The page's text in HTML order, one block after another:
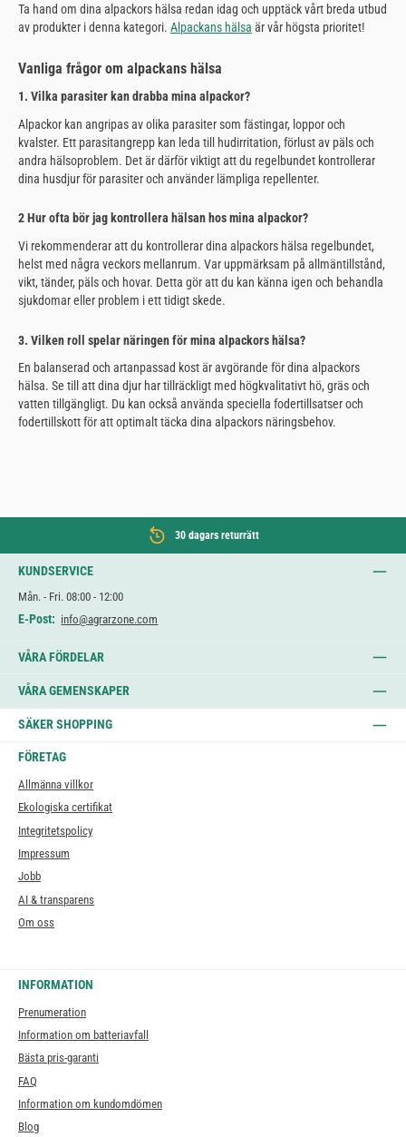
Ta hand om dina alpackors hälsa redan idag och upptäck vårt breda utbud
av produkter i denna kategori. Alpackans hälsa är vår högsta prioritet!
Vanliga frågor om alpackans hälsa
1. Vilka parasiter kan drabba mina alpackor?
Alpackor kan angripas av olika parasiter som fästingar, loppor och
kvalster. Ett parasitangrepp kan leda till hudirritation, förlust av päls och
andra hälsoproblem. Det är därför viktigt att du regelbundet kontrollerar
dina husdjur för parasiter och använder lämpliga repellenter.
2 Hur ofta bör jag kontrollera hälsan hos mina alpackor?
Vi rekommenderar att du kontrollerar dina alpackors hälsa regelbundet,
helst med några veckors mellanrum. Var uppmärksam på allmäntillstånd,
vikt, tänder, päls och hovar. Detta gör att du kan känna igen och behandla
sjukdomar eller problem i ett tidigt skede.
3. Vilken roll spelar näringen för mina alpackors hälsa?
En balanserad och artanpassad kost är avgörande för dina alpackors
hälsa. Se till att dina djur har tillräckligt med högkvalitativt hö, gräs och
vatten tillgängligt. Du kan också använda speciella fodertillsatser och
fodertillskott för att optimalt täcka dina alpackors näringsbehov.
30 dagars returrätt
KUNDSERVICE
Mån. - Fri. 08:00 - 12:00
E-Post: info@agrarzone.com
VÅRA FÖRDELAR
VÅRA GEMENSKAPER
SÄKER SHOPPING
FÖRETAG
Allmänna villkor
Ekologiska certifikat
Integritetspolicy
Impressum
Jobb
AI & transparens
Om oss
INFORMATION
Prenumeration
Information om batteriavfall
Bästa pris-garanti
FAQ
Information om kundomdömen
Blog